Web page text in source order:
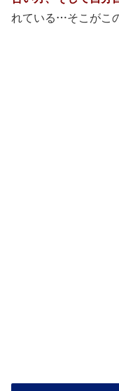
れている…そこがこ